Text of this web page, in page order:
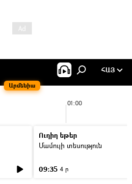
Արմենիա
ՀԱՅ
01:00
Ուղիղ եթեր
Մամուլի տեսություն
09:35 4 ր